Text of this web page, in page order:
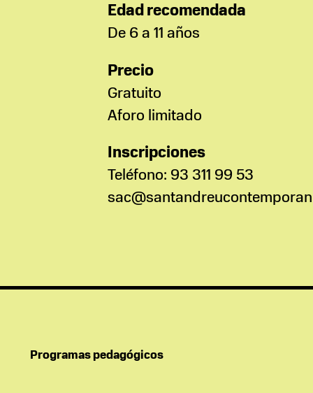
Edad recomendada
De 6 a 11 años
Precio
Gratuito
Aforo limitado
Inscripciones
Teléfono: 93 311 99 53
Programas pedagógicos